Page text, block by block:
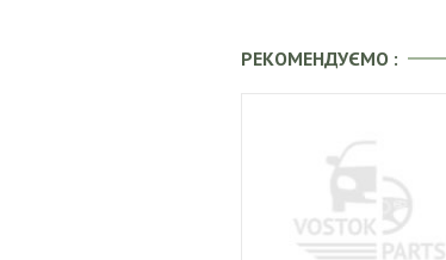
РЕКОМЕНДУЄМО :